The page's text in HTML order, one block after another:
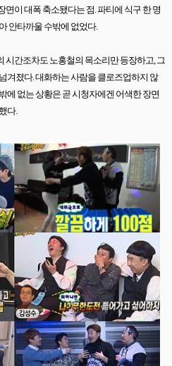
면이 대폭 축소됐다는 점.파티에 식구 한 명
안타까울 수밖에 없었다.
시간조차도 노홍철의 목소리만 등장하고,그
겨졌다.대화하는 사람을 클로즈업하지 않
에 없는 상황은 곧 시청자에겐 어색한 장면
다.